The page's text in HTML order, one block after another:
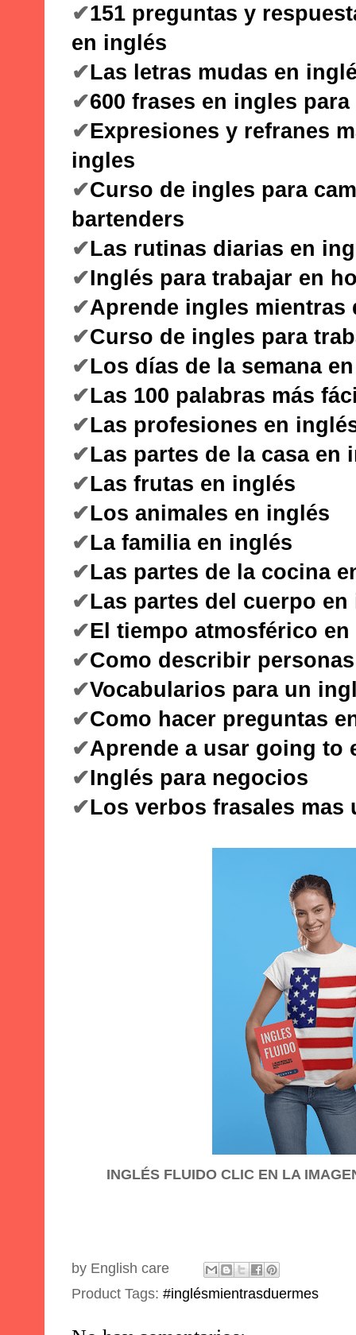
✔151 preguntas y
en inglés
✔Las letras mudas en
✔600 frases en ingles
✔Expresiones y refranes
ingles
✔Curso de ingles para
bartenders
✔Las rutinas diarias en
✔Inglés para trabajar en
✔Aprende ingles mientras
✔Curso de ingles para
✔Los días de la semana
✔Las 100 palabras más
✔Las profesiones en
✔Las partes de la casa en
✔Las frutas en inglés
✔Los animales en inglés
✔La familia en inglés
✔Las partes de la cocina
✔Las partes del cuerpo en
✔El tiempo atmosférico
✔Como describir
✔Vocabularios para un
✔Como hacer preguntas
✔Aprende a usar going to
✔Inglés para negocios
✔Los verbos frasales mas
INGLÉS FLUIDO CLIC EN LA
by English care
Product Tags: #inglésmientrasduermes